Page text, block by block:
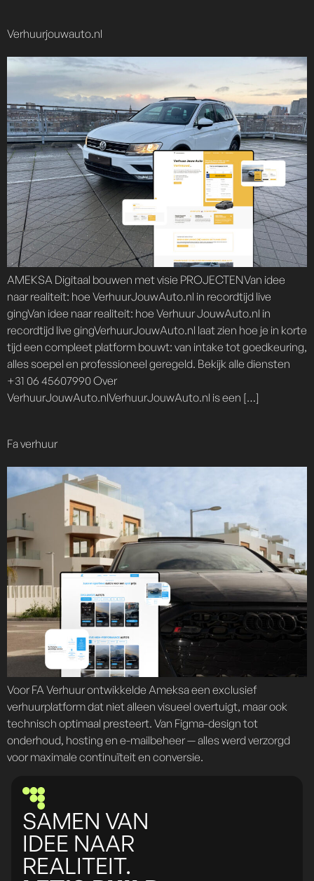
Verhuurjouwauto.nl
AMEKSA Digitaal bouwen met visie PROJECTENVan idee
naar realiteit: hoe VerhuurJouwAuto.nl in recordtijd live
gingVan idee naar realiteit: hoe Verhuur JouwAuto.nl in
recordtijd live gingVerhuurJouwAuto.nl laat zien hoe je in korte
tijd een compleet platform bouwt: van intake tot goedkeuring,
alles soepel en professioneel geregeld. Bekijk alle diensten
+31 06 45607990 Over
VerhuurJouwAuto.nlVerhuurJouwAuto.nl is een […]
Fa verhuur
Voor FA Verhuur ontwikkelde Ameksa een exclusief
verhuurplatform dat niet alleen visueel overtuigt, maar ook
technisch optimaal presteert. Van Figma-design tot
onderhoud, hosting en e-mailbeheer — alles werd verzorgd
voor maximale continuïteit en conversie.
SAMEN VAN
IDEE NAAR
REALITEIT.